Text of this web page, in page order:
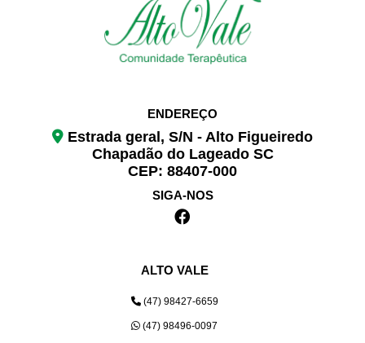
ENDEREÇO
Estrada geral, S/N - Alto Figueiredo
Chapadão do Lageado SC
CEP: 88407-000
SIGA-NOS
ALTO VALE
(47) 98427-6659
(47) 98496-0097